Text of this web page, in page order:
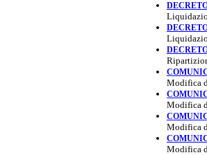
Modifica
Modifica
Modifica
Modifica